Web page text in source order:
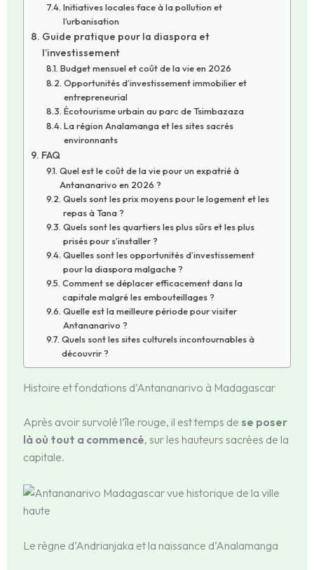
Initiatives locales face à la pollution et
l’urbanisation
Guide pratique pour la diaspora et
l’investissement
Budget mensuel et coût de la vie en 2026
Opportunités d’investissement immobilier et
entrepreneurial
Écotourisme urbain au parc de Tsimbazaza
La région Analamanga et les sites sacrés
environnants
FAQ
Quel est le coût de la vie pour un expatrié à
Antananarivo en 2026 ?
Quels sont les prix moyens pour le logement et les
repas à Tana ?
Quels sont les quartiers les plus sûrs et les plus
prisés pour s’installer ?
Quelles sont les opportunités d’investissement
pour la diaspora malgache ?
Comment se déplacer efficacement dans la
capitale malgré les embouteillages ?
Quelle est la meilleure période pour visiter
Antananarivo ?
Quels sont les sites culturels incontournables à
découvrir ?
Histoire et fondations d’Antananarivo à Madagascar
Après avoir survolé l’île rouge, il est temps de se poser
là où tout a commencé, sur les hauteurs sacrées de la
capitale.
Le règne d’Andrianjaka et la naissance d’Analamanga